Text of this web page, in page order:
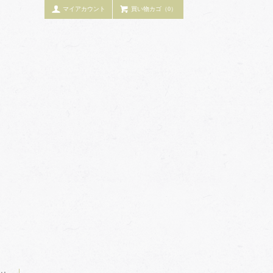
買い物カゴ（0）
マイアカウント